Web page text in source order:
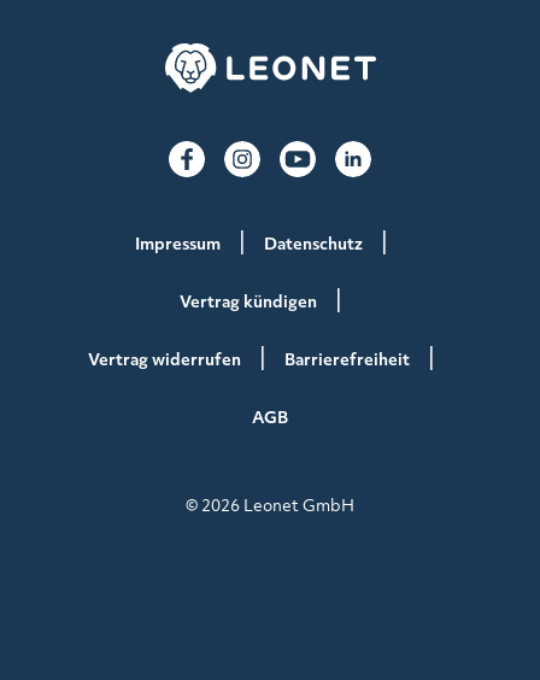
Impressum Datenschutz
Vertrag kündigen
Vertrag widerrufen Barrierefreiheit
AGB
© 2026 Leonet GmbH